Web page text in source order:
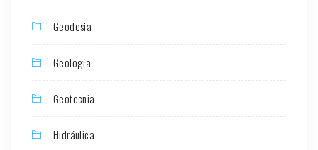
Geodesia
Geología
Geotecnia
Hidráulica